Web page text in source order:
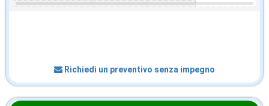
Richiedi un preventivo senza impegno